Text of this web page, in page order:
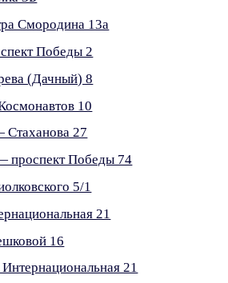
Смородина 13а
Победы 2
(Дачный) 8
10
27
проспект Победы 74
5/1
21
16
21